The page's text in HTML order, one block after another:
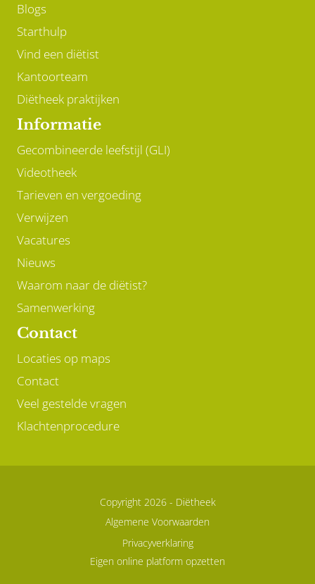
Blogs
Starthulp
Vind een diëtist
Kantoorteam
Diëtheek praktijken
Informatie
Gecombineerde leefstijl (GLI)
Videotheek
Tarieven en vergoeding
Verwijzen
Vacatures
Nieuws
Waarom naar de diëtist?
Samenwerking
Contact
Locaties op maps
Contact
Veel gestelde vragen
Klachtenprocedure
Copyright 2026 - Diëtheek
Algemene Voorwaarden
Privacyverklaring
Eigen online platform opzetten